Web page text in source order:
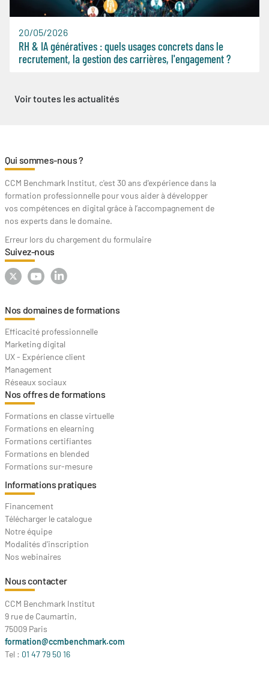
20/05/2026
RH & IA génératives : quels usages concrets dans le
recrutement, la gestion des carrières, l'engagement ?
Voir toutes les actualités
Qui sommes-nous ?
CCM Benchmark Institut, c'est 30 ans d'expérience dans la
formation professionnelle pour vous aider à développer
vos compétences en digital grâce à l’accompagnement de
nos experts dans le domaine.
Erreur lors du chargement du formulaire
Suivez-nous
Nos domaines de formations
Efficacité professionnelle
Marketing digital
UX - Expérience client
Management
Réseaux sociaux
Nos offres de formations
Formations en classe virtuelle
Formations en elearning
Formations certifiantes
Formations en blended
Formations sur-mesure
Informations pratiques
Financement
Télécharger le catalogue
Notre équipe
Modalités d'inscription
Nos webinaires
Nous contacter
CCM Benchmark Institut
9 rue de Caumartin,
75009 Paris
formation@ccmbenchmark.com
Tel : 01 47 79 50 16